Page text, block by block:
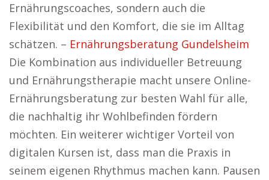
Ernährungscoaches, sondern auch die
Flexibilität und den Komfort, die sie im Alltag
schätzen. – Ernährungsberatung Gundelsheim
Die Kombination aus individueller Betreuung
und Ernährungstherapie macht unsere Online-
Ernährungsberatung zur besten Wahl für alle,
die nachhaltig ihr Wohlbefinden fördern
möchten. Ein weiterer wichtiger Vorteil von
digitalen Kursen ist, dass man die Praxis in
seinem eigenen Rhythmus machen kann. Pausen